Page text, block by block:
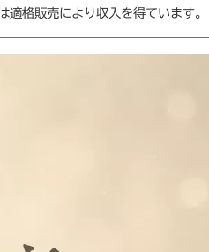
格販売により収入を得ています。